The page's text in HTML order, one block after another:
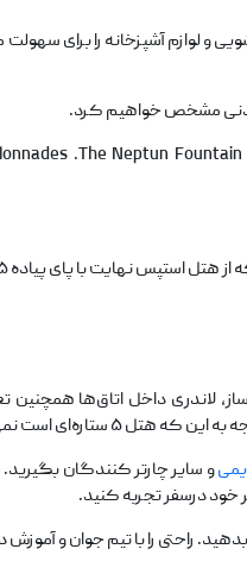
و لوازم آشپزخانه را برای
مشخص خواهیم کرد.
.The Neptun
لاندری داخل اتاق‌ها
برای مشتریان خود داشته باشد.
و سایر چارتر کنندگان
خود درسفر تجربه کنید.
راحتی را با تیم جوان و آموزش